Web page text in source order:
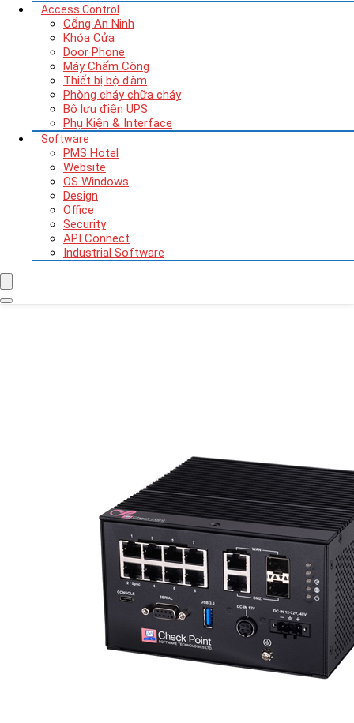
Access Control
Cổng An Ninh
Khóa Cửa
Door Phone
Máy Chấm Công
Thiết bị bộ đàm
Phòng cháy chữa cháy
Bộ lưu điện UPS
Phụ Kiện & Interface
Software
PMS Hotel
Website
OS Windows
Design
Office
Security
API Connect
Industrial Software